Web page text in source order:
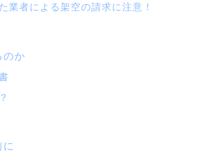
業者による架空の請求に注意！
のか
に